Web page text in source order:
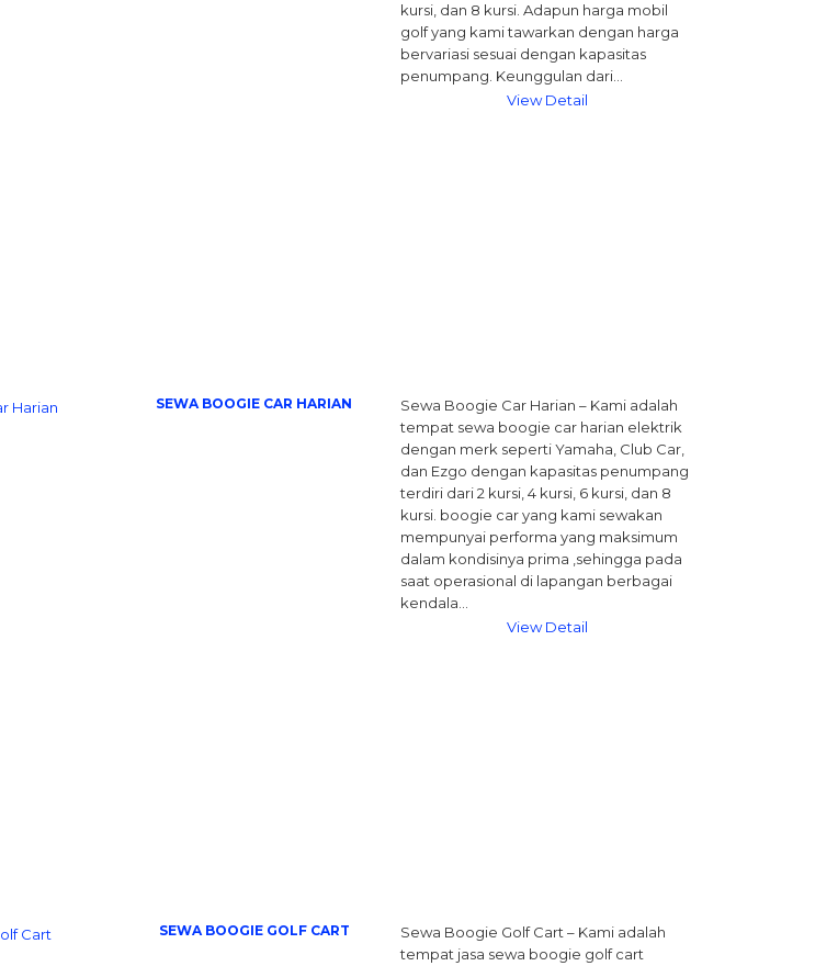
kursi, dan 8 kursi. Adapun harga mobil
golf yang kami tawarkan dengan harga
bervariasi sesuai dengan kapasitas
penumpang. Keunggulan dari…
View Detail
SEWA BOOGIE CAR HARIAN
Sewa Boogie Car Harian – Kami adalah
tempat sewa boogie car harian elektrik
dengan merk seperti Yamaha, Club Car,
dan Ezgo dengan kapasitas penumpang
terdiri dari 2 kursi, 4 kursi, 6 kursi, dan 8
kursi. boogie car yang kami sewakan
mempunyai performa yang maksimum
dalam kondisinya prima ,sehingga pada
saat operasional di lapangan berbagai
kendala…
View Detail
SEWA BOOGIE GOLF CART
Sewa Boogie Golf Cart – Kami adalah
tempat jasa sewa boogie golf cart